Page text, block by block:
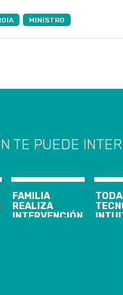
MINISTRO
TE PUEDE
FAMILIA
REALIZA
INTERVENCIÓN